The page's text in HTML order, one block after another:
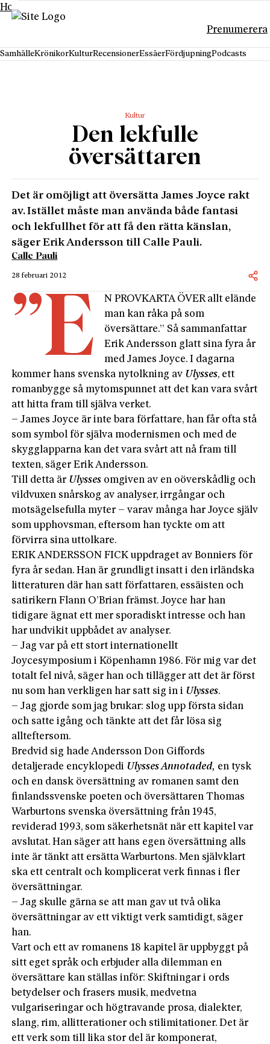
Hoppa till innehåll
Prenumerera
SamhälleKrönikorKulturRecensionerEssäerFördjupningPodcasts
Kultur
Den lekfulle
översättaren
Det är omöjligt att översätta James Joyce rakt
av. Istället måste man använda både fantasi
och lekfullhet för att få den rätta känslan,
säger Erik Andersson till Calle Pauli.
Calle Pauli
28 februari 2012
”E
N PROVKARTA ÖVER allt elände
man kan råka på som
översättare.” Så sammanfattar
Erik Andersson glatt sina fyra år
med James Joyce. I dagarna
kommer hans svenska nytolkning av Ulysses, ett
romanbygge så mytomspunnet att det kan vara svårt
att hitta fram till själva verket.
– James Joyce är inte bara författare, han får ofta stå
som symbol för själva modernismen och med de
skygglapparna kan det vara svårt att nå fram till
texten, säger Erik Andersson.
Till detta är Ulysses omgiven av en oöverskådlig och
vildvuxen snårskog av analyser, irrgångar och
motsägelsefulla myter – varav många har Joyce själv
som upphovsman, eftersom han tyckte om att
förvirra sina uttolkare.
ERIK ANDERSSON FICK uppdraget av Bonniers för
fyra år sedan. Han är grundligt insatt i den irländska
litteraturen där han satt författaren, essäisten och
satirikern Flann O’Brian främst. Joyce har han
tidigare ägnat ett mer sporadiskt intresse och han
har undvikit uppbådet av analyser.
– Jag var på ett stort internationellt
Joycesymposium i Köpenhamn 1986. För mig var det
totalt fel nivå, säger han och tillägger att det är först
nu som han verkligen har satt sig in i Ulysses.
– Jag gjorde som jag brukar: slog upp första sidan
och satte igång och tänkte att det får lösa sig
allteftersom.
Bredvid sig hade Andersson Don Giffords
detaljerade encyklopedi UlyssesAnnotaded, en tysk
och en dansk översättning av romanen samt den
finlandssvenske poeten och översättaren Thomas
Warburtons svenska översättning från 1945,
reviderad 1993, som säkerhetsnät när ett kapitel var
avslutat. Han säger att hans egen översättning alls
inte är tänkt att ersätta Warburtons. Men självklart
ska ett centralt och komplicerat verk finnas i fler
översättningar.
– Jag skulle gärna se att man gav ut två olika
översättningar av ett viktigt verk samtidigt, säger
han.
Vart och ett av romanens 18 kapitel är uppbyggt på
sitt eget språk och erbjuder alla dilemman en
översättare kan ställas inför: Skiftningar i ords
betydelser och frasers musik, medvetna
vulgariseringar och högtravande prosa, dialekter,
slang, rim, allitterationer och stilimitationer. Det är
ett verk som till lika stor del är komponerat,